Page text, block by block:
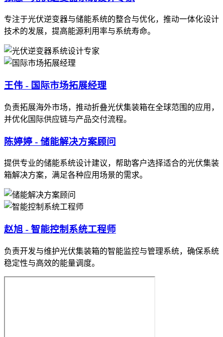
专注于光伏逆变器与储能系统的整合与优化，推动一体化设计
技术的发展，提高能源利用率与系统寿命。
王伟 - 国际市场拓展经理
负责拓展海外市场，推动折叠光伏集装箱在全球范围的应用，
并优化国际供应链与产品交付流程。
陈婷婷 - 储能解决方案顾问
提供专业的储能系统设计建议，帮助客户选择适合的光伏集装
箱解决方案，满足各种应用场景的需求。
赵旭 - 智能控制系统工程师
负责开发与维护光伏集装箱的智能监控与管理系统，确保系统
稳定性与高效的能量调度。